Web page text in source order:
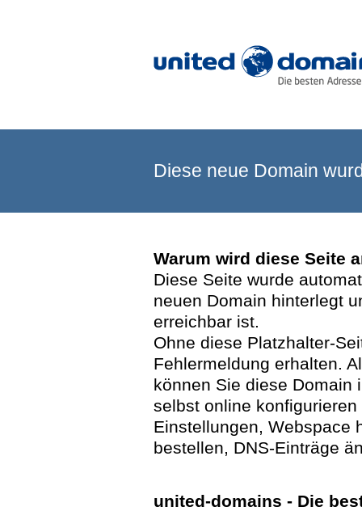
Diese neue Domain
Warum wird diese Seite
Diese Seite wurde
neuen Domain hinterlegt
erreichbar ist.
Ohne diese Platzhalter-
Fehlermeldung erhalten.
können Sie diese Domain
selbst online
Einstellungen, Webspace
bestellen, DNS-Einträge
united-domains - Die